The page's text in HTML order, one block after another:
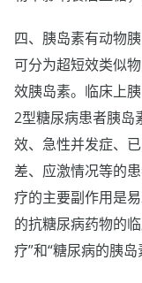
四、胰岛素有动物
可分为超短效类似
效胰岛素。临床上
2型糖尿病患者胰岛
效、急性并发症、
差、应激情况等的
疗的主要副作用是
的抗糖尿病药物的
疗”和“糖尿病的胰岛